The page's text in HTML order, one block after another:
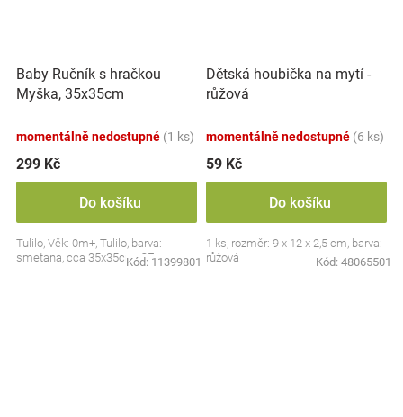
Baby Ručník s hračkou
Myška, 35x35cm
momentálně nedostupné (1 ks)
299 Kč
Do košíku
Tulilo, Věk: 0m+, Tulilo, barva:
smetana, cca 35x35cm, CE
Kód: 11399801
Dětská houbička na mytí -
růžová
momentálně nedostupné (6 ks)
59 Kč
Do košíku
1 ks, rozměr: 9 x 12 x 2,5 cm, barva:
růžová
Kód: 48065501